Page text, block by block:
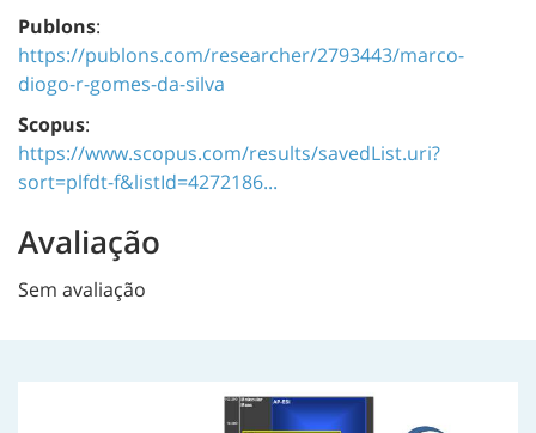
Publons:
https://publons.com/researcher/2793443/marco-
diogo-r-gomes-da-silva
Scopus:
https://www.scopus.com/results/savedList.uri?
sort=plfdt-f&listId=4272186...
Avaliação
Sem avaliação